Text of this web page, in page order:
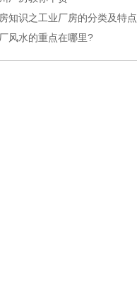
知识之工业厂房的分类及特点
风水的重点在哪里?